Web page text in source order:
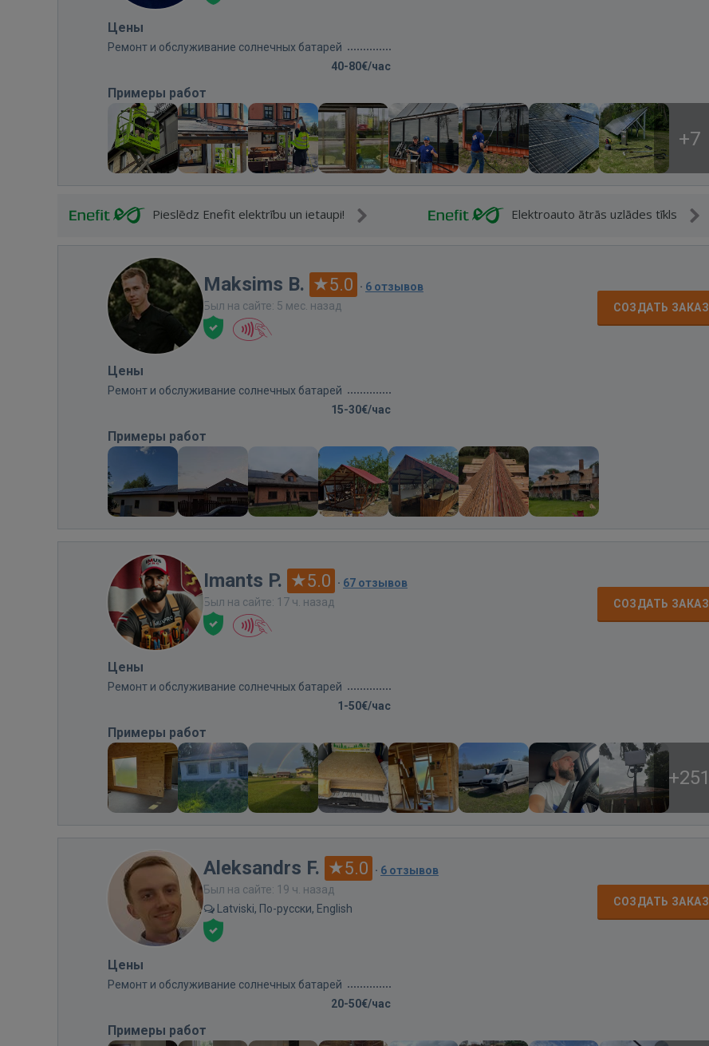
Цены
Ремонт и обслуживание солнечных батарей
40-80€/час
Примеры работ
+7
Pieslēdz Enefit elektrību un ietaupi! Elektroauto ātrās uzlādes tīkls
Maksims B. 5.0 · 6 отзывов
Был на сайте: 5 мес. назад
СОЗДАТЬ ЗАКАЗ
Цены
Ремонт и обслуживание солнечных батарей
15-30€/час
Примеры работ
Imants P. 5.0 · 67 отзывов
Был на сайте: 17 ч. назад
СОЗДАТЬ ЗАКАЗ
Цены
Ремонт и обслуживание солнечных батарей
1-50€/час
Примеры работ
+251
Aleksandrs F. 5.0 · 6 отзывов
Был на сайте: 19 ч. назад
Latviski, По-русски, English
СОЗДАТЬ ЗАКАЗ
Цены
Ремонт и обслуживание солнечных батарей
20-50€/час
Примеры работ